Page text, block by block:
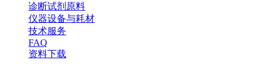
诊断试剂原料
仪器设备与耗材
技术服务
FAQ
资料下载